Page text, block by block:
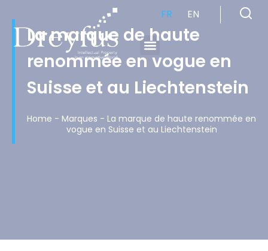
FR EN
La marque de haute
renommée en vogue en
Suisse et au Liechtenstein
Home - Marques - La marque de haute renommée en
vogue en Suisse et au Liechtenstein